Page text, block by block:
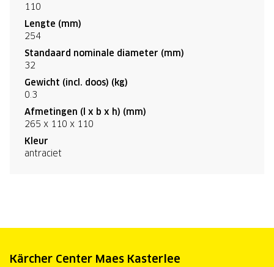
110
Lengte (mm)
254
Standaard nominale diameter (mm)
32
Gewicht (incl. doos) (kg)
0.3
Afmetingen (l x b x h) (mm)
265 x 110 x 110
Kleur
antraciet
Kärcher Center Maes Kasterlee